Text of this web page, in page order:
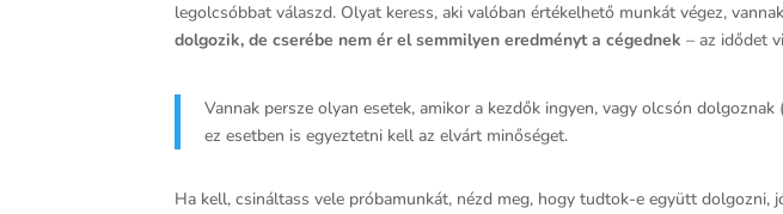
legolcsóbbat válaszd. Olyat keress, aki valóban értékelhető munkát végez, vannak
dolgozik, de cserébe nem ér el semmilyen eredményt a cégednek– az idődet
Vannak persze olyan esetek, amikor a kezdők ingyen, vagy olcsón
ez esetben is egyeztetni kell az elvárt minőséget.
Ha kell, csináltass vele próbamunkát, nézd meg, hogy tudtok-e együtt